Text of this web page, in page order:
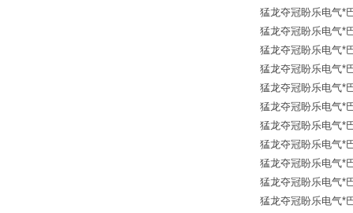
猛龙夺冠盼乐电气*
猛龙夺冠盼乐电气*
猛龙夺冠盼乐电气*
猛龙夺冠盼乐电气*
猛龙夺冠盼乐电气*
猛龙夺冠盼乐电气*
猛龙夺冠盼乐电气*
猛龙夺冠盼乐电气*
猛龙夺冠盼乐电气*
猛龙夺冠盼乐电气*
猛龙夺冠盼乐电气*